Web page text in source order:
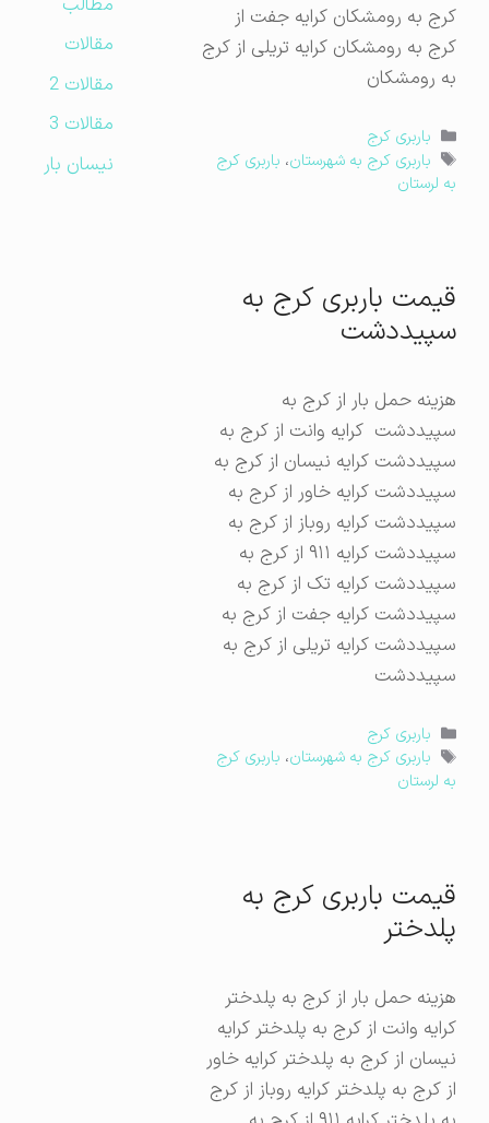
کرج به رومشکان کرایه جفت از
کرج به رومشکان کرایه تریلی از کرج
به رومشکان
دسته‌ها
باربری کرج
برچسب‌ها
باربری کرج به شهرستان،باربری کرج
به لرستان
قیمت باربری کرج به
سپیددشت
هزینه حمل بار از کرج به
سپیددشت کرایه وانت از کرج به
سپیددشت کرایه نیسان از کرج به
سپیددشت کرایه خاور از کرج به
سپیددشت کرایه روباز از کرج به
سپیددشت کرایه ۹۱۱ از کرج به
سپیددشت کرایه تک از کرج به
سپیددشت کرایه جفت از کرج به
سپیددشت کرایه تریلی از کرج به
سپیددشت
دسته‌ها
باربری کرج
برچسب‌ها
باربری کرج به شهرستان،باربری کرج
به لرستان
قیمت باربری کرج به
پلدختر
هزینه حمل بار از کرج به پلدختر
کرایه وانت از کرج به پلدختر کرایه
نیسان از کرج به پلدختر کرایه خاور
از کرج به پلدختر کرایه روباز از کرج
مقالات
مقالات 2
مقالات 3
نیسان بار